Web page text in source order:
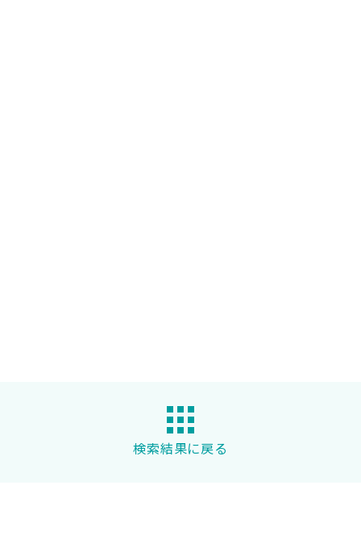
検索結果に戻る